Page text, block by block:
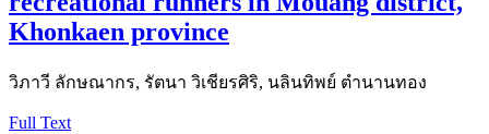
Khonkaen province
วิภาวี ลักษณากร, รัตนา วิเชียรศิริ, นลินทิพย์ ตำนานทอง
Full Text